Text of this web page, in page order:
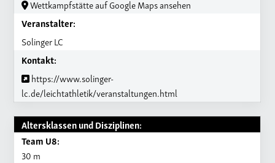
Wettkampfstätte auf Google Maps ansehen
Veranstalter:
Solinger LC
Kontakt:
https://www.solinger-
lc.de/leichtathletik/veranstaltungen.html
Altersklassen und Disziplinen:
Team U8:
30 m